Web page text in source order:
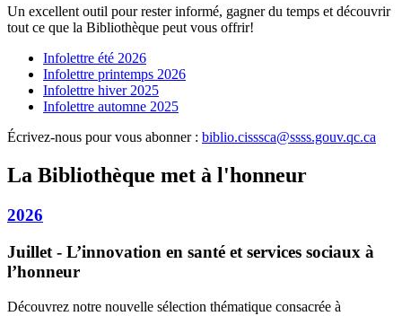
Un excellent outil pour rester informé, gagner du temps et découvrir
tout ce que la Bibliothèque peut vous offrir!
Infolettre été 2026
Infolettre printemps 2026
Infolettre hiver 2025
Infolettre automne 2025
Écrivez-nous pour vous abonner : biblio.cisssca@ssss.gouv.qc.ca
La Bibliothèque met à l'honneur
2026
Juillet - L’innovation en santé et services sociaux à
l’honneur
Découvrez notre nouvelle sélection thématique consacrée à